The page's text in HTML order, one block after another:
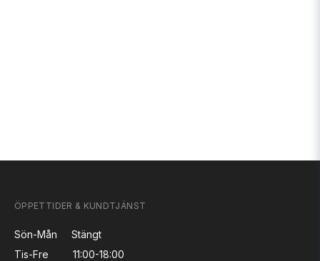
ÖPPETTIDER & KUNDTJÄNST
Sön-Mån
Stängt
Tis-Fre
11:00-18:00